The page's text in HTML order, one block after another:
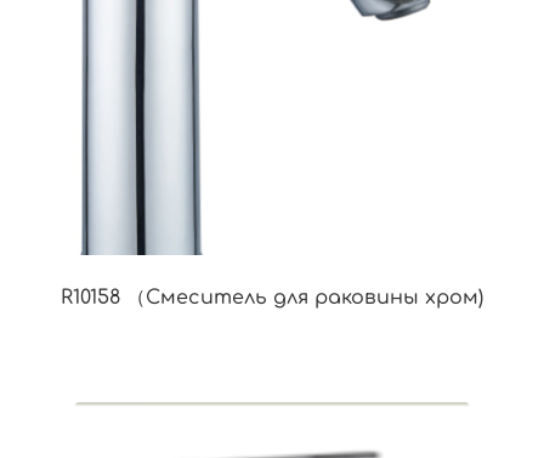
R10158 （Смеситель для раковины хром)